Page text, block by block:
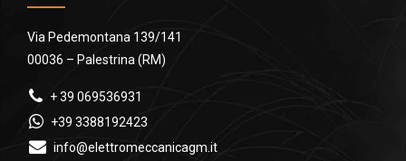
Via Pedemontana 139/141
00036 – Palestrina (RM)
+ 39 069536931
+39 3388192423
info@elettromeccanicagm.it